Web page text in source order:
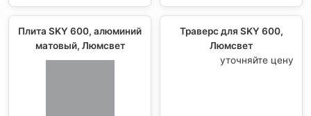
Плита SKY 600, алюминий
матовый, Люмсвет
Траверс для SKY 600,
Люмсвет
уточняйте цену